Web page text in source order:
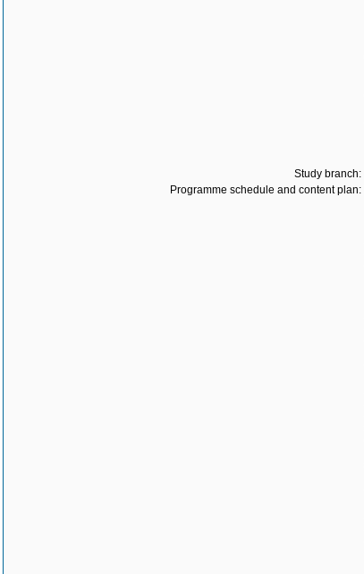
Study branch:
Programme schedule and content plan: